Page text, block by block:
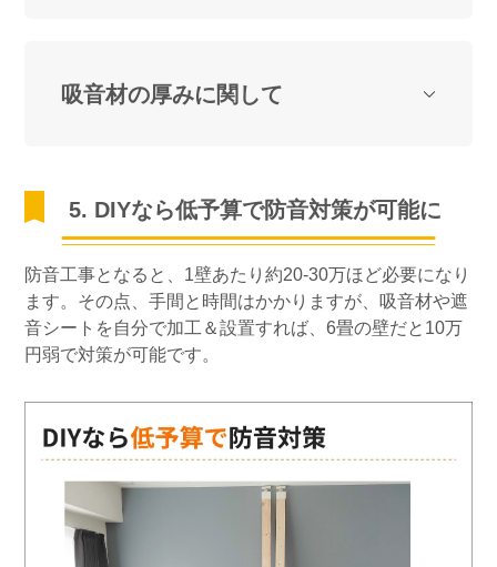
吸音材の厚みに関して
5. DIYなら低予算で防音対策が可能に
防音工事となると、1壁あたり約20-30万ほど必要になり
ます。その点、手間と時間はかかりますが、吸音材や遮
音シートを自分で加工＆設置すれば、6畳の壁だと10万
円弱で対策が可能です。